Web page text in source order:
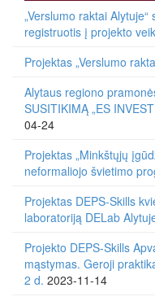
„Verslumo raktai
registruotis į projekto
Projektas „Verslumo
Alytaus regiono
SUSITIKIMĄ „ES
04-24
Projektas „Minkštųjų
neformaliojo švietimo
Projektas DEPS-Skills
laboratoriją DELab
Projekto DEPS-Skills
mąstymas. Geroji
2 d. 2023-11-14